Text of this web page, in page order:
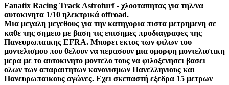
Fanatix Racing Track Astroturf - χλοοταπητας για τηλ/να
αυτοκινητα 1/10 ηλεκτρικά offroad.
Μια μεγαλη μεγεθους για την κατηγορια πιστα μετρημενη σε
καθε της σημειο με βαση τις επισημες προδιαγραφες της
Πανευρωπαικης EFRA. Μπορει εκτος των φιλων του
μοντελισμου που θελουν να περασουν μια ομορφη μοντελιστικη
μερα με το αυτοκινητο μοντελο τους να φιλοξενησει βασει
ολων των απαραιτητων κανονισμων Πανελληνιους και
Πανευρωπαικους αγώνες. Εχει σκεπαστή εξεδρα 15 μετρων